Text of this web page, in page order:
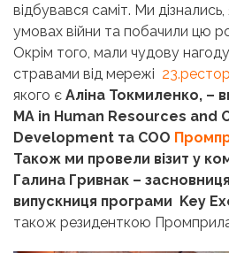
відбувався саміт. Ми
умовах війни та побачили цю
Окрім того, мали чудову
стравами від мережі
якого є Аліна Токмиленко, –
MA in Human Resources and
Development та COO
Також ми провели візит у
Галина Гривнак –
випускниця програми Key
також резиденткою